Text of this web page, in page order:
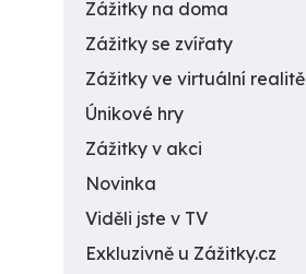
Zážitky na doma
Zážitky se zvířaty
Zážitky ve virtuální realitě
Únikové hry
Zážitky v akci
Novinka
Viděli jste v TV
Exkluzivně u Zážitky.cz